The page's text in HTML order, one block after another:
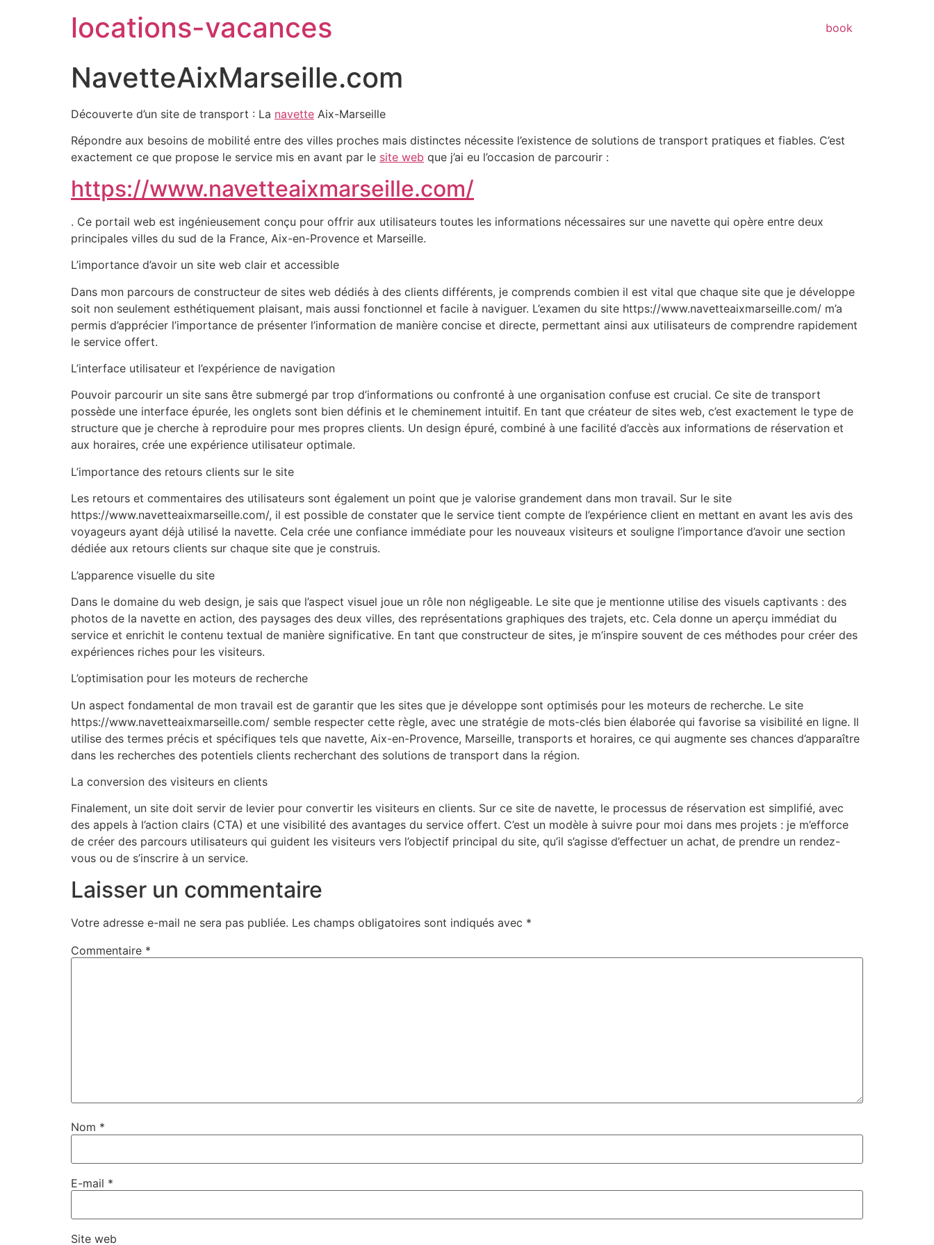
locations-vacances book
NavetteAixMarseille.com
Découverte d’un site de transport : La navette Aix-Marseille
Répondre aux besoins de mobilité entre des villes proches mais distinctes nécessite l’existence de solutions de transport pratiques et fiables. C’est
exactement ce que propose le service mis en avant par le site web que j’ai eu l’occasion de parcourir :
https://www.navetteaixmarseille.com/
. Ce portail web est ingénieusement conçu pour offrir aux utilisateurs toutes les informations nécessaires sur une navette qui opère entre deux
principales villes du sud de la France, Aix-en-Provence et Marseille.
L’importance d’avoir un site web clair et accessible
Dans mon parcours de constructeur de sites web dédiés à des clients différents, je comprends combien il est vital que chaque site que je développe
soit non seulement esthétiquement plaisant, mais aussi fonctionnel et facile à naviguer. L’examen du site https://www.navetteaixmarseille.com/ m’a
permis d’apprécier l’importance de présenter l’information de manière concise et directe, permettant ainsi aux utilisateurs de comprendre rapidement
le service offert.
L’interface utilisateur et l’expérience de navigation
Pouvoir parcourir un site sans être submergé par trop d’informations ou confronté à une organisation confuse est crucial. Ce site de transport
possède une interface épurée, les onglets sont bien définis et le cheminement intuitif. En tant que créateur de sites web, c’est exactement le type de
structure que je cherche à reproduire pour mes propres clients. Un design épuré, combiné à une facilité d’accès aux informations de réservation et
aux horaires, crée une expérience utilisateur optimale.
L’importance des retours clients sur le site
Les retours et commentaires des utilisateurs sont également un point que je valorise grandement dans mon travail. Sur le site
https://www.navetteaixmarseille.com/, il est possible de constater que le service tient compte de l’expérience client en mettant en avant les avis des
voyageurs ayant déjà utilisé la navette. Cela crée une confiance immédiate pour les nouveaux visiteurs et souligne l’importance d’avoir une section
dédiée aux retours clients sur chaque site que je construis.
L’apparence visuelle du site
Dans le domaine du web design, je sais que l’aspect visuel joue un rôle non négligeable. Le site que je mentionne utilise des visuels captivants : des
photos de la navette en action, des paysages des deux villes, des représentations graphiques des trajets, etc. Cela donne un aperçu immédiat du
service et enrichit le contenu textual de manière significative. En tant que constructeur de sites, je m’inspire souvent de ces méthodes pour créer des
expériences riches pour les visiteurs.
L’optimisation pour les moteurs de recherche
Un aspect fondamental de mon travail est de garantir que les sites que je développe sont optimisés pour les moteurs de recherche. Le site
https://www.navetteaixmarseille.com/ semble respecter cette règle, avec une stratégie de mots-clés bien élaborée qui favorise sa visibilité en ligne. Il
utilise des termes précis et spécifiques tels que navette, Aix-en-Provence, Marseille, transports et horaires, ce qui augmente ses chances d’apparaître
dans les recherches des potentiels clients recherchant des solutions de transport dans la région.
La conversion des visiteurs en clients
Finalement, un site doit servir de levier pour convertir les visiteurs en clients. Sur ce site de navette, le processus de réservation est simplifié, avec
des appels à l’action clairs (CTA) et une visibilité des avantages du service offert. C’est un modèle à suivre pour moi dans mes projets : je m’efforce
de créer des parcours utilisateurs qui guident les visiteurs vers l’objectif principal du site, qu’il s’agisse d’effectuer un achat, de prendre un rendez-
vous ou de s’inscrire à un service.
Laisser un commentaire
Votre adresse e-mail ne sera pas publiée. Les champs obligatoires sont indiqués avec *
Commentaire *
Nom *
E-mail *
Site web